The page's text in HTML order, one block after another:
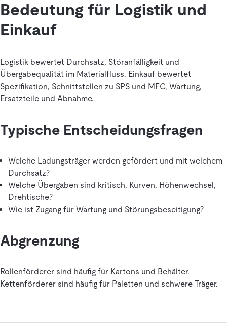
Bedeutung für Logistik und
Einkauf
Logistik bewertet Durchsatz, Störanfälligkeit und
Übergabequalität im Materialfluss. Einkauf bewertet
Spezifikation, Schnittstellen zu SPS und MFC, Wartung,
Ersatzteile und Abnahme.
Typische Entscheidungsfragen
Welche Ladungsträger werden gefördert und mit welchem
Durchsatz?
Welche Übergaben sind kritisch, Kurven, Höhenwechsel,
Drehtische?
Wie ist Zugang für Wartung und Störungsbeseitigung?
Abgrenzung
Rollenförderer sind häufig für Kartons und Behälter.
Kettenförderer sind häufig für Paletten und schwere Träger.